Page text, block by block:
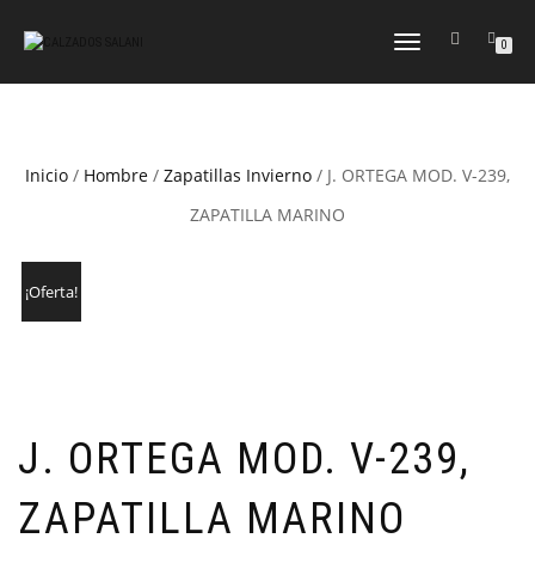
CAMBIAR
0
Inicio / Hombre / Zapatillas Invierno / J. ORTEGA MOD. V-239,
ZAPATILLA MARINO
¡Oferta!
J. ORTEGA MOD. V-239,
ZAPATILLA MARINO